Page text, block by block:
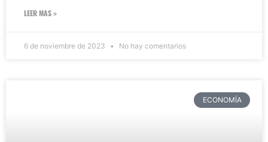
LEER MAS »
6 de noviembre de 2023 No hay comentarios
ECONOMÍA